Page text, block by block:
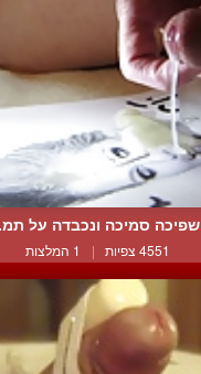
שפיכה סמיכה ונכבדה על
4551 צפיות | 1 המלצות